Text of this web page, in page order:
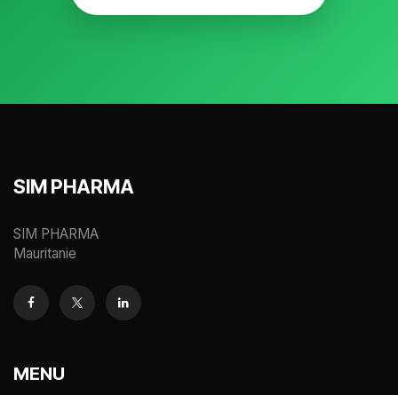
SIM PHARMA
SIM PHARMA
Mauritanie
MENU